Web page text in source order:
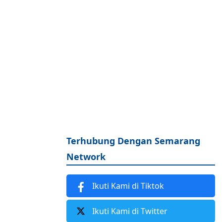
Terhubung Dengan Semarang
Network
Ikuti Kami di Tiktok
Ikuti Kami di Twitter